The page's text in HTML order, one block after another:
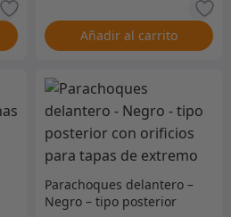
Añadir al carrito
Parachoques delantero –
Negro – tipo posterior